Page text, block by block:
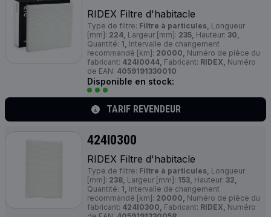
RIDEX Filtre d'habitacle
Type de filtre: Filtre à particules, Longueur
[mm]: 224, Largeur [mm]: 235, Hauteur: 30,
Quantité: 1, Intervalle de changement
recommandé [km]: 20000, Numéro de pièce du
fabricant: 424I0044, Fabricant: RIDEX, Numéro
de EAN: 4059191330010
Disponible en stock:
TARIF REVENDEUR
424I0300
RIDEX Filtre d'habitacle
Type de filtre: Filtre à particules, Longueur
[mm]: 238, Largeur [mm]: 153, Hauteur: 32,
Quantité: 1, Intervalle de changement
recommandé [km]: 20000, Numéro de pièce du
fabricant: 424I0300, Fabricant: RIDEX, Numéro